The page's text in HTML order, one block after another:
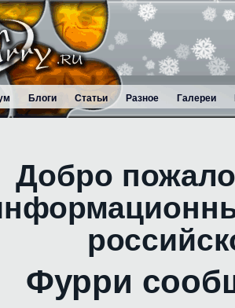
Блоги Статьи Разное Галереи
Добро
Фурри